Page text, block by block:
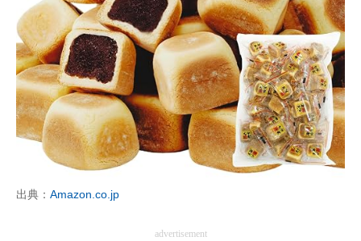
出典： Amazon.co.jp
advertisement